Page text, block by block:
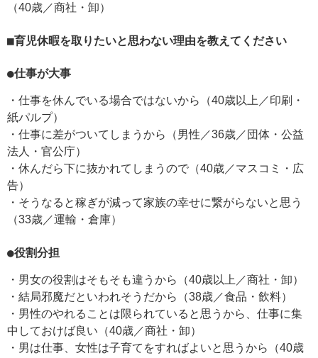
（40歳／商社・卸）
■育児休暇を取りたいと思わない理由を教えてください
●仕事が大事
・仕事を休んでいる場合ではないから（40歳以上／印刷・
紙パルプ）
・仕事に差がついてしまうから（男性／36歳／団体・公益
法人・官公庁）
・休んだら下に抜かれてしまうので（40歳／マスコミ・広
告）
・そうなると稼ぎが減って家族の幸せに繋がらないと思う
（33歳／運輸・倉庫）
●役割分担
・男女の役割はそもそも違うから（40歳以上／商社・卸）
・結局邪魔だといわれそうだから（38歳／食品・飲料）
・男性のやれることは限られていると思うから、仕事に集
中しておけば良い（40歳／商社・卸）
・男は仕事、女性は子育てをすればよいと思うから（40歳